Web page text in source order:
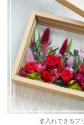
名入れできるプ